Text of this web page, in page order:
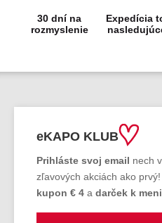
30 dní na
rozmyslenie
Expedícia
eKAPO KLUB
Prihláste svoj email nech
zľavových akciách ako
kupon € 4 a darček k